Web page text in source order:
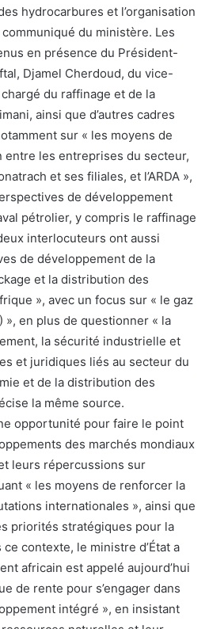
hydrocarbures et l’organisation
du ministère. Les
en présence du Président-
Djamel Cherdoud, du vice-
du raffinage et de la
ainsi que d’autres cadres
sur « les moyens de
les entreprises du secteur,
et ses filiales, et l’ARDA »,
de développement
pétrolier, y compris le raffinage
interlocuteurs ont aussi
de développement de la
et la distribution des
», avec un focus sur « le gaz
», en plus de questionner « la
la sécurité industrielle et
et juridiques liés au secteur du
et de la distribution des
la même source.
opportunité pour faire le point
des marchés mondiaux
leurs répercussions sur
« les moyens de renforcer la
internationales », ainsi que
priorités stratégiques pour la
contexte, le ministre d’État a
africain est appelé aujourd’hui
de rente pour s’engager dans
intégré », en insistant